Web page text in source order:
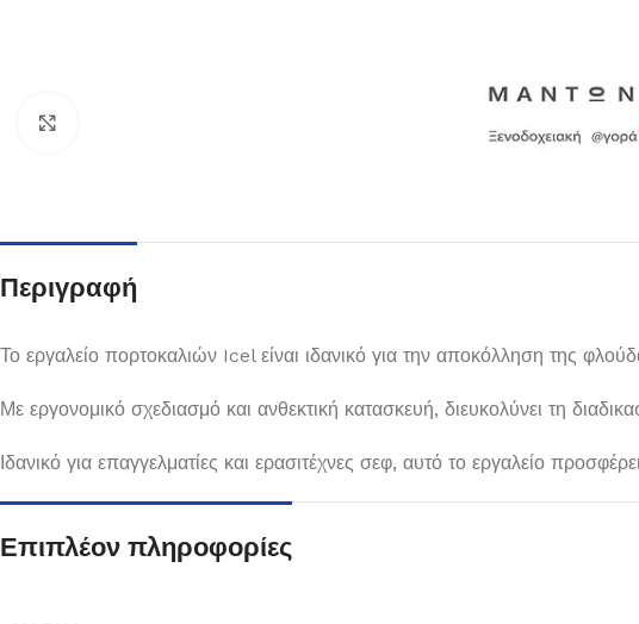
Πιάτα
Περιγραφή
Το εργαλείο πορτοκαλιών Icel είναι ιδανικό για την αποκόλληση της
Με εργονομικό σχεδιασμό και ανθεκτική κατασκευή, διευκολύνει τη
Ιδανικό για επαγγελματίες και ερασιτέχνες σεφ, αυτό το εργαλείο
Επιπλέον πληροφορίες